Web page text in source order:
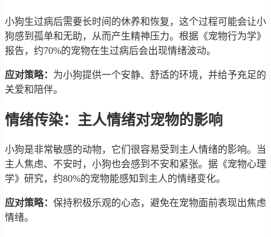
小狗生过病后需要长时间的休养和恢复，这个过程可能会让小
狗感到孤单和无助，从而产生精神压力。根据《宠物行为学》
报告，约70%的宠物在生过病后会出现情绪波动。
应对策略： 为小狗提供一个安静、舒适的环境，并给予充足的
关爱和陪伴。
情绪传染：主人情绪对宠物的影响
小狗是非常敏感的动物，它们很容易受到主人情绪的影响。当
主人焦虑、不安时，小狗也会感到不安和紧张。据《宠物心理
学》研究，约80%的宠物能感知到主人的情绪变化。
应对策略： 保持积极乐观的心态，避免在宠物面前表现出焦虑
情绪。